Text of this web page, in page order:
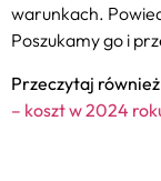
warunkach.
Poszukamy go i
Przeczytaj
– koszt w 2024